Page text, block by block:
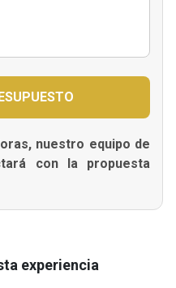
nuestro equipo de
con la propuesta
experiencia